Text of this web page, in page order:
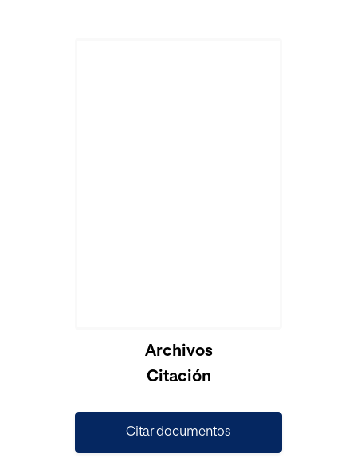
Archivos
Citación
Citar documentos